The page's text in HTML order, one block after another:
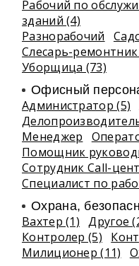
Рабочий по
зданий (4)
Разнорабочий
Слесарь-ремонтник
Уборщица (73)
Офисный
Администратор (5)
Менеджер
Помощник
Сотрудник Call-
Специалист по
Охрана,
Вахтер (1) Другое
Контролер (5)
Милиционер (11)